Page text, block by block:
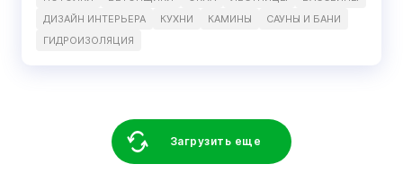
ДИЗАЙН ИНТЕРЬЕРА
КУХНИ КАМИНЫ
САУНЫ И БАНИ
ГИДРОИЗОЛЯЦИЯ
Загрузить еще